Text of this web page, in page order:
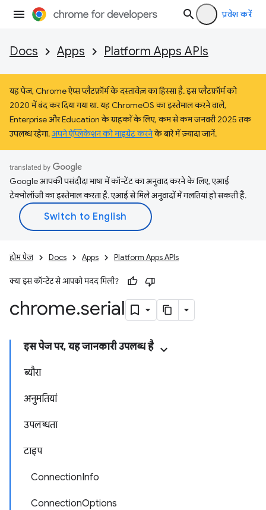
प्रवेश करें
Docs Apps Platform Apps APIs
यह पेज, Chrome ऐप्स प्लैटफ़ॉर्म के दस्तावेज़ का हिस्सा है. इस प्लैटफ़ॉर्म को
2020 में बंद कर दिया गया था. यह ChromeOS का इस्तेमाल करने वाले,
Enterprise और Education के ग्राहकों के लिए, कम से कम जनवरी 2025 तक
उपलब्ध रहेगा.अपने ऐप्लिकेशन को माइग्रेट करनेके बारे में ज़्यादा जानें.
Google आपकी पसंदीदा भाषा में कॉन्टेंट का अनुवाद करने के लिए, एआई
टेक्नोलॉजी का इस्तेमाल करता है. एआई से मिले अनुवादों में गलतियां हो सकती हैं.
होम पेज Docs Apps Platform Apps APIs
क्या इस कॉन्टेंट से आपको मदद मिली?
chrome.serial
इस पेज पर, यह जानकारी उपलब्ध है
ब्यौरा
अनुमतियां
उपलब्धता
टाइप
ConnectionInfo
ConnectionOptions